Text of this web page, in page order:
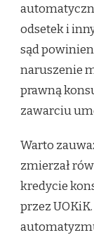
odsetek i
sąd
naruszenie
prawną
zawarciu
Warto
zmierzał
kredycie
przez